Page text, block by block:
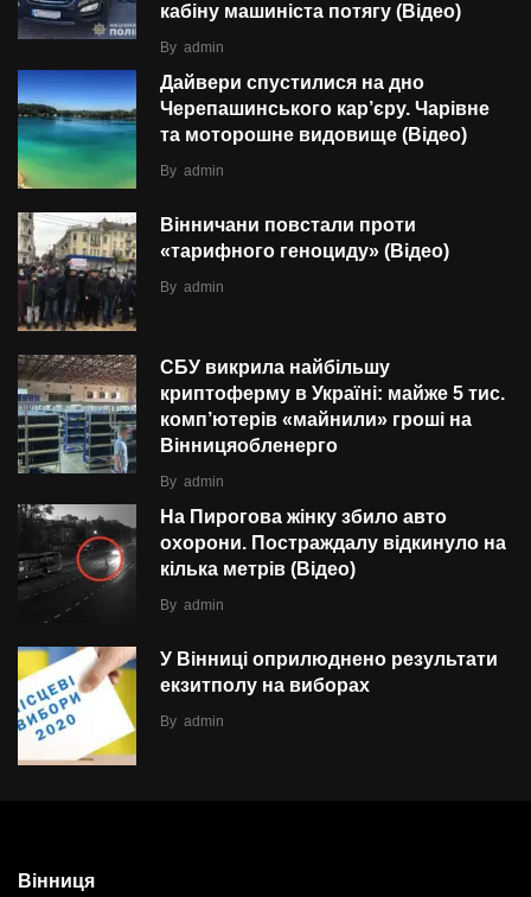
кабіну машиніста потягу (Відео)
By admin
Дайвери спустилися на дно
Черепашинського кар’єру. Чарівне
та моторошне видовище (Відео)
By admin
Вінничани повстали проти
«тарифного геноциду» (Відео)
By admin
СБУ викрила найбільшу
криптоферму в Україні: майже 5 тис.
комп’ютерів «майнили» гроші на
Вінницяобленерго
By admin
На Пирогова жінку збило авто
охорони. Постраждалу відкинуло на
кілька метрів (Відео)
By admin
У Вінниці оприлюднено результати
екзитполу на виборах
By admin
Вінниця